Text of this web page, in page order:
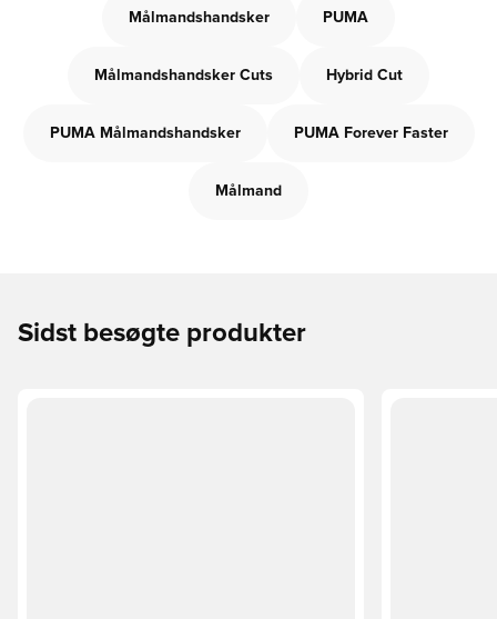
Målmandshandsker PUMA
Målmandshandsker Cuts Hybrid Cut
PUMA Målmandshandsker PUMA Forever Faster
Målmand
Sidst besøgte produkter